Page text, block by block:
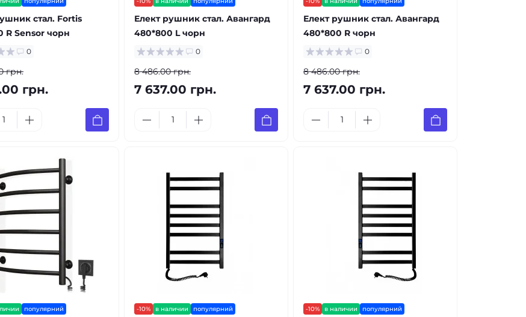
стал. Fortis
R Sensor чорн
0
грн.
грн.
Елект рушник стал. Авангард
480*800 L чорн
0
8 486.00 грн.
7 637.00 грн.
Елект рушник стал. Авангард
480*800 R чорн
0
8 486.00 грн.
7 637.00 грн.
популярний -10% в наличии популярний -10% в наличии популярний